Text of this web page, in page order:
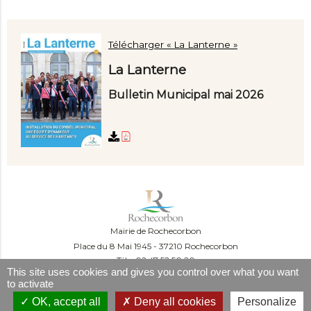
Télécharger « La Lanterne »
La Lanterne
Bulletin Municipal mai 2026
Mairie de Rochecorbon
Place du 8 Mai 1945
37210 Rochecorbon
Tél. : 02 47 52 50 20
Du lundi au mercredi :
Le jeudi :
This site uses cookies and gives you control over what you want
to activate
OK, accept all
Deny all cookies Personalize